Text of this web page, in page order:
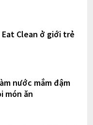
Clean ở giới trẻ
nước mắm đậm
món ăn